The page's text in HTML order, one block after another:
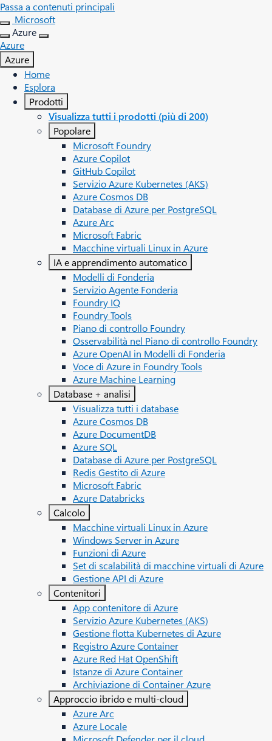
Passa a contenuti principali
Microsoft
Azure
Azure
Azure
Home
Esplora
Prodotti
Visualizza tutti i prodotti (più di 200)
Popolare
Microsoft Foundry
Azure Copilot
GitHub Copilot
Servizio Azure Kubernetes (AKS)
Azure Cosmos DB
Database di Azure per PostgreSQL
Azure Arc​
Microsoft Fabric
Macchine virtuali Linux in Azure
IA e apprendimento automatico
Modelli di Fonderia
Servizio Agente Fonderia
Foundry IQ
Foundry Tools
Piano di controllo Foundry
Osservabilità nel Piano di controllo Foundry
Azure OpenAI in Modelli di Fonderia
Voce di Azure in Foundry Tools
Azure Machine Learning
Database + analisi
Visualizza tutti i database
Azure Cosmos DB
Azure DocumentDB
Azure SQL
Database di Azure per PostgreSQL
Redis Gestito di Azure
Microsoft Fabric
Azure Databricks
Calcolo
Macchine virtuali Linux in Azure
Windows Server in Azure
Funzioni di Azure
Set di scalabilità di macchine virtuali di Azure
Gestione API di Azure
Contenitori
App contenitore di Azure
Servizio Azure Kubernetes (AKS)
Gestione flotta Kubernetes di Azure
Registro Azure Container
Azure Red Hat OpenShift
Istanze di Azure Container
Archiviazione di Container Azure
Approccio ibrido e multi-cloud
Azure Arc​
Azure Locale